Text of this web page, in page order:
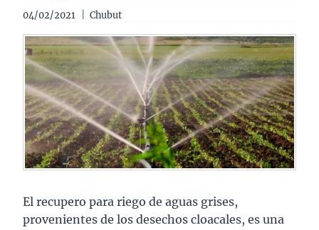
04/02/2021 Chubut
El recupero para riego de aguas grises,
provenientes de los desechos cloacales, es una